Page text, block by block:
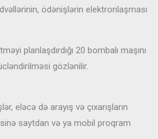
ödənişlərin elektronlaşması
planlaşdırdığı 20 bombalı maşını
gözlənilir.
eləcə də arayış və çıxarışların
saytdan və ya mobil proqram